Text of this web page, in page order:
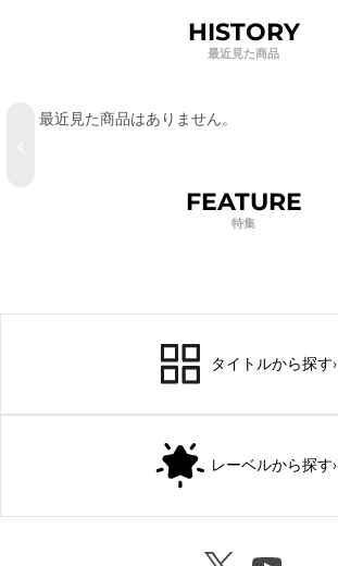
HISTORY
最近見た商品
最近見た商品はありません。
FEATURE
特集
タイトルから探す›
レーベルから探す›